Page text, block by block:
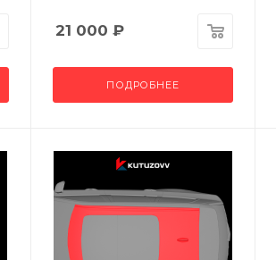
21 000 ₽
ПОДРОБНЕЕ